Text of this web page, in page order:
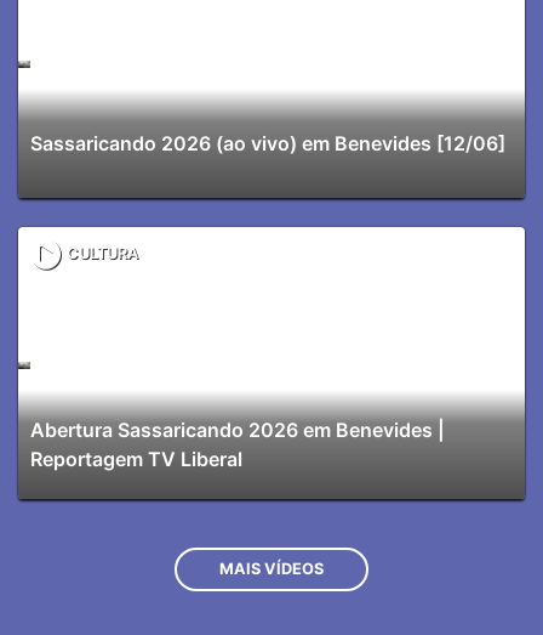
Sassaricando 2026 (ao vivo) em Benevides [12/06]
CULTURA
Abertura Sassaricando 2026 em Benevides |
Reportagem TV Liberal
MAIS VÍDEOS